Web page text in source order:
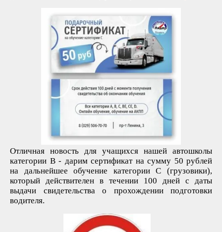
Отличная новость для учащихся нашей автошколы
категории В - дарим сертификат на сумму 50 рублей
на дальнейшее обучение категории С (грузовики),
который действителен в течении 100 дней с даты
выдачи свидетельства о прохождении подготовки
водителя.